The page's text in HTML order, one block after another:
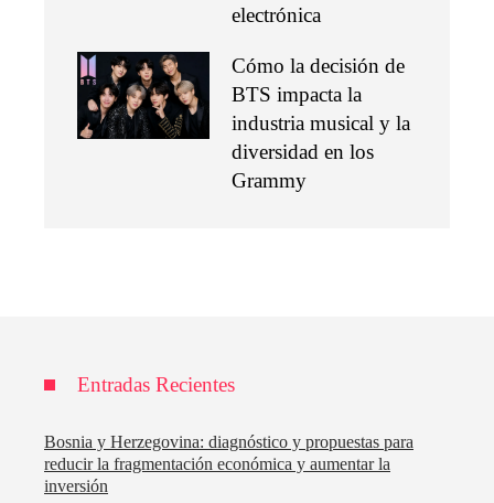
electrónica
Cómo la decisión de
BTS impacta la
industria musical y la
diversidad en los
Grammy
Entradas Recientes
Bosnia y Herzegovina: diagnóstico y propuestas para
reducir la fragmentación económica y aumentar la
inversión